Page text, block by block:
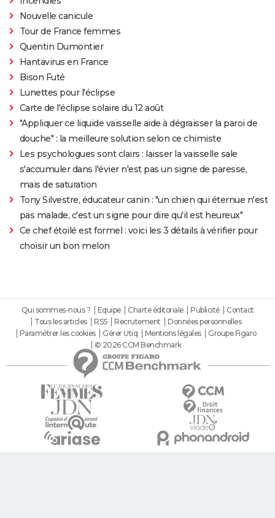
Nouvelle canicule
Tour de France femmes
Quentin Dumontier
Hantavirus en France
Bison Futé
Lunettes pour l'éclipse
Carte de l'éclipse solaire du 12 août
"Appliquer ce liquide vaisselle aide à dégraisser la paroi de
douche" : la meilleure solution selon ce chimiste
Les psychologues sont clairs : laisser la vaisselle sale
s'accumuler dans l'évier n'est pas un signe de paresse,
mais de saturation
Tony Silvestre, éducateur canin : "un chien qui éternue n'est
pas malade, c'est un signe pour dire qu'il est heureux"
Ce chef étoilé est formel : voici les 3 détails à vérifier pour
choisir un bon melon
Qui sommes-nous ? Equipe Charte éditoriale Publicité
Contact
Tous les articles
RSS Recrutement
Données personnelles
Paramétrer les cookies
Gérer Utiq Mentions légales
Groupe Figaro
© 2026 CCM Benchmark